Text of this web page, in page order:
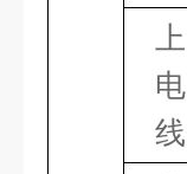
上
电
线